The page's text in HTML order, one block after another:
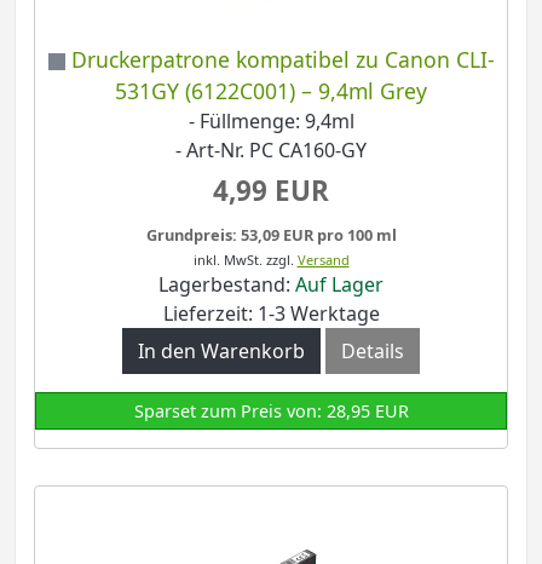
Druckerpatrone kompatibel zu Canon CLI-
531GY (6122C001) – 9,4ml Grey
- Füllmenge: 9,4ml
- Art-Nr. PC CA160-GY
4,99 EUR
Grundpreis: 53,09 EUR pro 100 ml
inkl. MwSt. zzgl. Versand
Lagerbestand: Auf Lager
Lieferzeit: 1-3 Werktage
In den Warenkorb
Details
Sparset zum Preis von: 28,95 EUR